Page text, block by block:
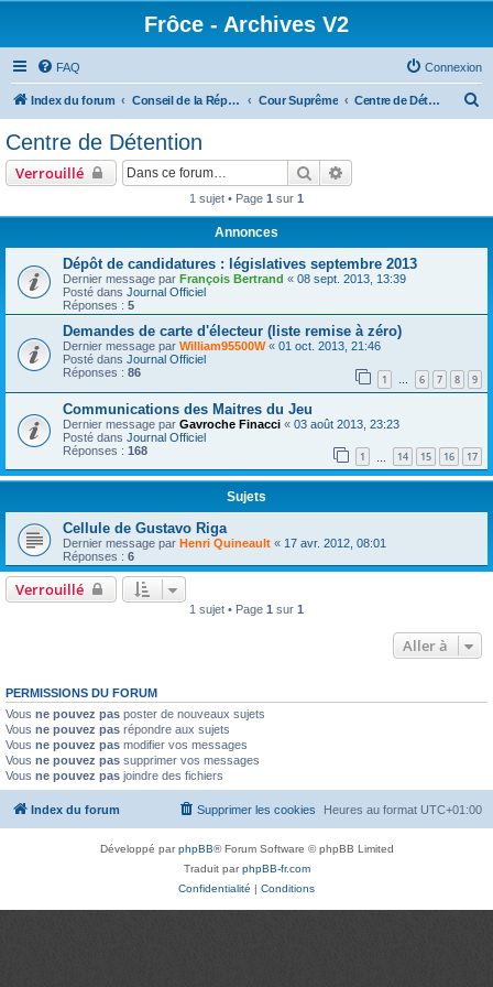
Frôce - Archives V2
FAQ Connexion
Index du forum Conseil de la République Cour Suprême Centre de Détention
Centre de Détention
Verrouillé Rechercher
1 sujet • Page 1 sur 1
Annonces
Dépôt de candidatures : législatives septembre 2013
Dernier message par François Bertrand « 08 sept. 2013, 13:39
Posté dans Journal Officiel
Réponses : 5
Demandes de carte d'électeur (liste remise à zéro)
Dernier message par William95500W« 01 oct. 2013, 21:46
Posté dans Journal Officiel
Réponses : 86 1 … 6 7 8 9
Communications des Maitres du Jeu
Dernier message par Gavroche Finacci « 03 août 2013, 23:23
Posté dans Journal Officiel
Réponses : 168 1 14 15 16 17
Sujets
Cellule de Gustavo Riga
Dernier message par Henri Quineault « 17 avr. 2012, 08:01
Réponses : 6
Verrouillé
1 sujet • Page 1 sur 1
Aller à
PERMISSIONS DU FORUM
Vous ne pouvez pas poster de nouveaux sujets
Vous ne pouvez pas répondre aux sujets
Vous ne pouvez pas modifier vos messages
Vous ne pouvez pas supprimer vos messages
Vous ne pouvez pas joindre des fichiers
Index du forum Heures au format UTC+01:00
Supprimer les cookies
Développé parphpBB® Forum Software © phpBB Limited
Traduit parphpBB-fr.com
Confidentialité | Conditions